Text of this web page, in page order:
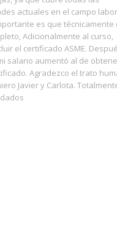
actuales en el campo
es que técnicamente
Adicionalmente al curso,
el certificado ASME.
salario aumentó al de
Agradezco el trato
Javier y Carlota.